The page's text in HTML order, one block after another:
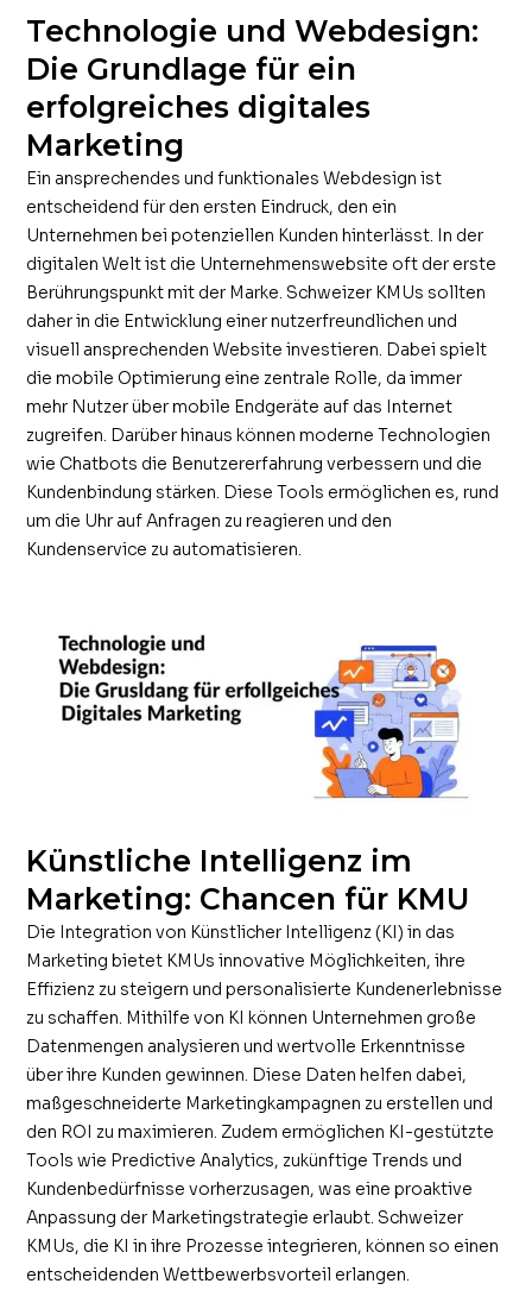
Technologie und Webdesign:
Die Grundlage für ein
erfolgreiches digitales
Marketing
Ein ansprechendes und funktionales Webdesign ist
entscheidend für den ersten Eindruck, den ein
Unternehmen bei potenziellen Kunden hinterlässt. In der
digitalen Welt ist die Unternehmenswebsite oft der erste
Berührungspunkt mit der Marke. Schweizer KMUs sollten
daher in die Entwicklung einer nutzerfreundlichen und
visuell ansprechenden Website investieren. Dabei spielt
die mobile Optimierung eine zentrale Rolle, da immer
mehr Nutzer über mobile Endgeräte auf das Internet
zugreifen. Darüber hinaus können moderne Technologien
wie Chatbots die Benutzererfahrung verbessern und die
Kundenbindung stärken. Diese Tools ermöglichen es, rund
um die Uhr auf Anfragen zu reagieren und den
Kundenservice zu automatisieren.
Künstliche Intelligenz im
Marketing: Chancen für KMU
Die Integration von Künstlicher Intelligenz (KI) in das
Marketing bietet KMUs innovative Möglichkeiten, ihre
Effizienz zu steigern und personalisierte Kundenerlebnisse
zu schaffen. Mithilfe von KI können Unternehmen große
Datenmengen analysieren und wertvolle Erkenntnisse
über ihre Kunden gewinnen. Diese Daten helfen dabei,
maßgeschneiderte Marketingkampagnen zu erstellen und
den ROI zu maximieren. Zudem ermöglichen KI-gestützte
Tools wie Predictive Analytics, zukünftige Trends und
Kundenbedürfnisse vorherzusagen, was eine proaktive
Anpassung der Marketingstrategie erlaubt. Schweizer
KMUs, die KI in ihre Prozesse integrieren, können so einen
entscheidenden Wettbewerbsvorteil erlangen.